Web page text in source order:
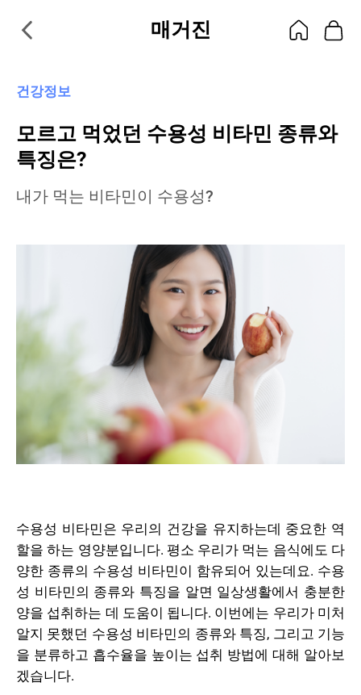
매거진
건강정보
모르고 먹었던 수용성 비타민 종류와
특징은?
내가 먹는 비타민이 수용성?
수용성 비타민은 우리의 건강을 유지하는데 중요한 역
할을 하는 영양분입니다. 평소 우리가 먹는 음식에도 다
양한 종류의 수용성 비타민이 함유되어 있는데요. 수용
성 비타민의 종류와 특징을 알면 일상생활에서 충분한
양을 섭취하는 데 도움이 됩니다. 이번에는 우리가 미처
알지 못했던 수용성 비타민의 종류와 특징, 그리고 기능
을 분류하고 흡수율을 높이는 섭취 방법에 대해 알아보
겠습니다.